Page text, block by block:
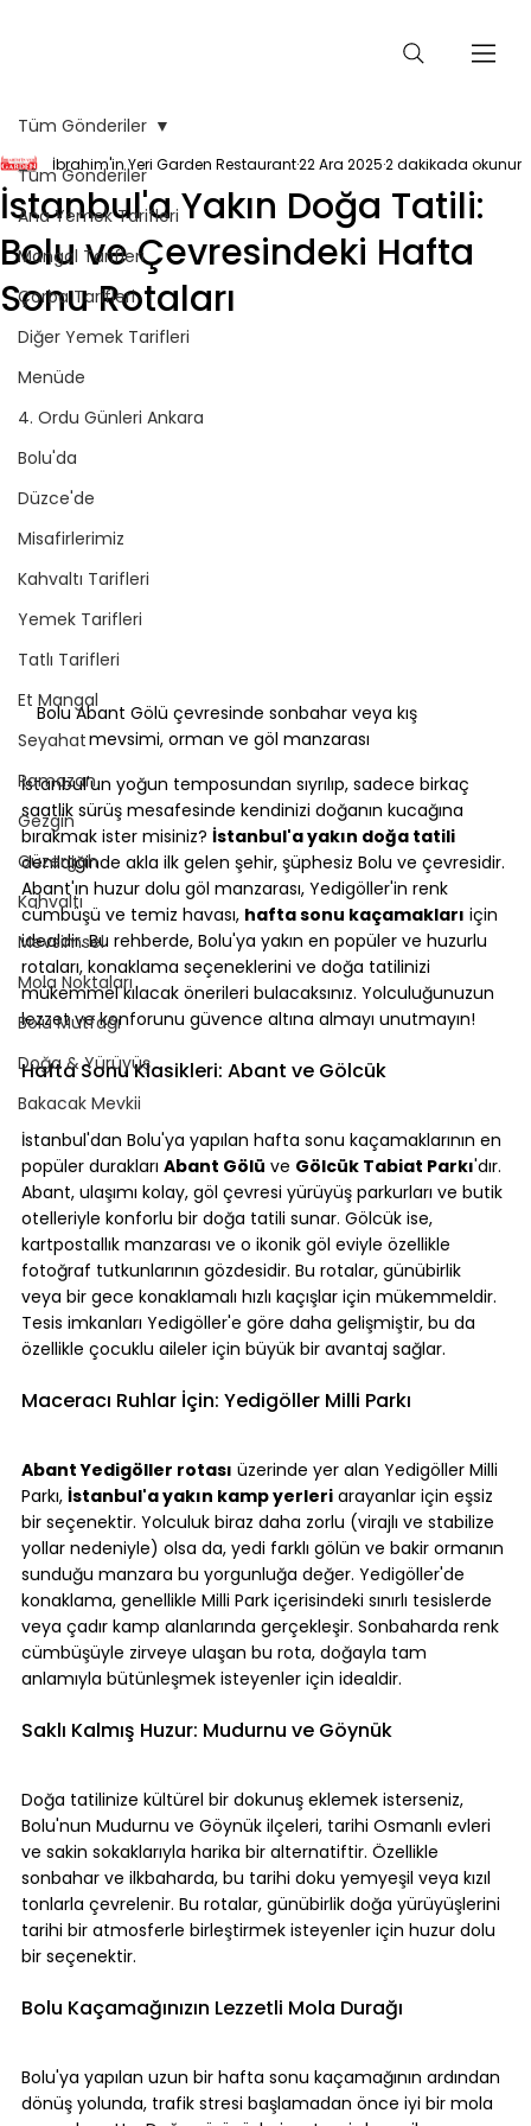
Tüm Gönderiler
Ana Yemek Tarifleri
Mangal Tarifleri
Çorba Tarifleri
Diğer Yemek Tarifleri
Menüde
4. Ordu Günleri Ankara
Bolu'da
Düzce'de
Misafirlerimiz
Kahvaltı Tarifleri
Yemek Tarifleri
Tatlı Tarifleri
Et Mangal
Seyahat
Ramazan
Gezgin
Güzergah
Kahvaltı
Mevsimsel
Mola Noktaları
Bolu Mutfağı
Doğa & Yürüyüş
Bakacak Mevkii
Tüm Gönderiler
İstanbul'a Yakın Doğa Tatili:
Bolu ve Çevresindeki Hafta
Sonu Rotaları
İbrahim'in Yeri Garden Restaurant22 Ara 20252 dakikada okunur
Bolu Abant Gölü çevresinde sonbahar veya kış
mevsimi, orman ve göl manzarası
İstanbul'un yoğun temposundan sıyrılıp, sadece birkaç
saatlik sürüş mesafesinde kendinizi doğanın kucağına
bırakmak ister misiniz? İstanbul'a yakın doğa tatili
denildiğinde akla ilk gelen şehir, şüphesiz Bolu ve çevresidir.
Abant'ın huzur dolu göl manzarası, Yedigöller'in renk
cümbüşü ve temiz havası, hafta sonu kaçamakları için
idealdir. Bu rehberde, Bolu'ya yakın en popüler ve huzurlu
rotaları, konaklama seçeneklerini ve doğa tatilinizi
mükemmel kılacak önerileri bulacaksınız. Yolculuğunuzun
lezzet ve konforunu güvence altına almayı unutmayın!
Hafta Sonu Klasikleri: Abant ve Gölcük
İstanbul'dan Bolu'ya yapılan hafta sonu kaçamaklarının en
popüler durakları Abant Gölü ve Gölcük Tabiat Parkı'dır.
Abant, ulaşımı kolay, göl çevresi yürüyüş parkurları ve butik
otelleriyle konforlu bir doğa tatili sunar. Gölcük ise,
kartpostallık manzarası ve o ikonik göl eviyle özellikle
fotoğraf tutkunlarının gözdesidir. Bu rotalar, günübirlik
veya bir gece konaklamalı hızlı kaçışlar için mükemmeldir.
Tesis imkanları Yedigöller'e göre daha gelişmiştir, bu da
özellikle çocuklu aileler için büyük bir avantaj sağlar.
Maceracı Ruhlar İçin: Yedigöller Milli Parkı
Abant Yedigöller rotası üzerinde yer alan Yedigöller Milli
Parkı, İstanbul'a yakın kamp yerleri arayanlar için eşsiz
bir seçenektir. Yolculuk biraz daha zorlu (virajlı ve stabilize
yollar nedeniyle) olsa da, yedi farklı gölün ve bakir ormanın
sunduğu manzara bu yorgunluğa değer. Yedigöller'de
konaklama, genellikle Milli Park içerisindeki sınırlı tesislerde
veya çadır kamp alanlarında gerçekleşir. Sonbaharda renk
cümbüşüyle zirveye ulaşan bu rota, doğayla tam
anlamıyla bütünleşmek isteyenler için idealdir.
Saklı Kalmış Huzur: Mudurnu ve Göynük
Doğa tatilinize kültürel bir dokunuş eklemek isterseniz,
Bolu'nun Mudurnu ve Göynük ilçeleri, tarihi Osmanlı evleri
ve sakin sokaklarıyla harika bir alternatiftir. Özellikle
sonbahar ve ilkbaharda, bu tarihi doku yemyeşil veya kızıl
tonlarla çevrelenir. Bu rotalar, günübirlik doğa yürüyüşlerini
tarihi bir atmosferle birleştirmek isteyenler için huzur dolu
bir seçenektir.
Bolu Kaçamağınızın Lezzetli Mola Durağı
Bolu'ya yapılan uzun bir hafta sonu kaçamağının ardından
dönüş yolunda, trafik stresi başlamadan önce iyi bir mola